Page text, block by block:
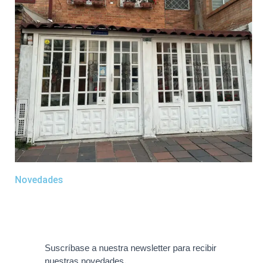
Novedades
Suscríbase a nuestra newsletter para recibir
nuestras novedades.